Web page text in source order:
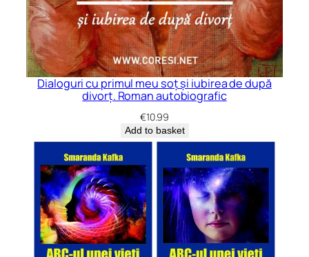
Dialoguri cu primul meu soț și iubirea de după
divorț. Roman autobiografic
€10.99
Add to basket